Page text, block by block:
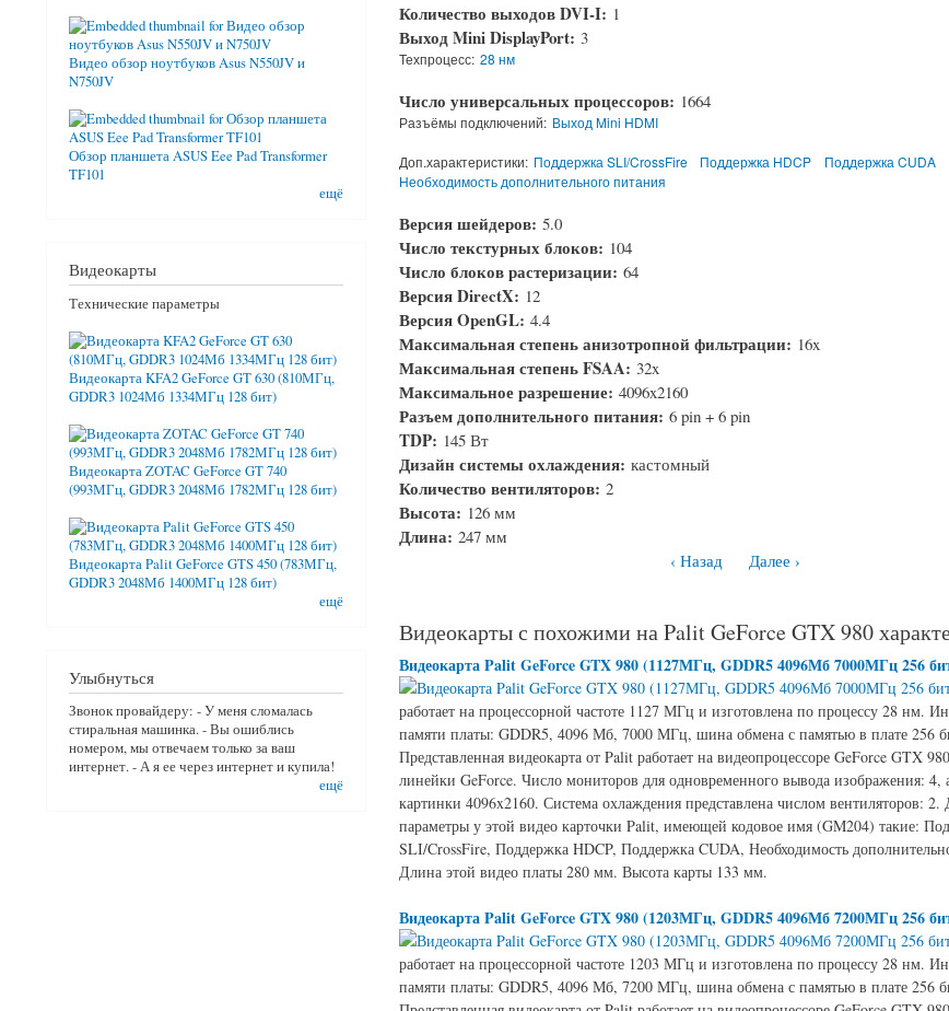
Количество выходов DVI-I: 1
Выход Mini DisplayPort: 3
Техпроцесс: 28 нм
Число универсальных процессоров: 1664
Разъёмы подключений: Выход Mini HDMI
Доп.характеристики: Поддержка SLI/CrossFire Поддержка HDCP
Поддержка CUDA
Необходимость дополнительного питания
Версия шейдеров: 5.0
Число текстурных блоков: 104
Число блоков растеризации: 64
Версия DirectX: 12
Версия OpenGL: 4.4
Максимальная степень анизотропной фильтрации: 16x
Максимальная степень FSAA: 32x
Максимальное разрешение: 4096x2160
Разъем дополнительного питания: 6 pin + 6 pin
TDP: 145 Вт
Дизайн системы охлаждения: кастомный
Количество вентиляторов: 2
Высота: 126 мм
Длина: 247 мм
‹ Назад
Далее ›
Видеокарты с похожими на Palit GeForce GTX 980
Видеокарта Palit GeForce GTX 980 (1127МГц, GDDR5 4096Мб 7000МГц 256
работает на процессорной частоте 1127 МГц и изготовлена по процессу 28 нм.
памяти платы: GDDR5, 4096 Мб, 7000 МГц, шина обмена с памятью в плате 256
Представленная видеокарта от Palit работает на видеопроцессоре GeForce GTX
линейки GeForce. Число мониторов для одновременного вывода изображения: 4,
картинки 4096x2160. Система охлаждения представлена числом вентиляторов:
параметры у этой видео карточки Palit, имеющей кодовое имя (GM204) такие:
SLI/CrossFire, Поддержка HDCP, Поддержка CUDA, Необходимость
Длина этой видео платы 280 мм. Высота карты 133 мм.
Видеокарта Palit GeForce GTX 980 (1203МГц, GDDR5 4096Мб 7200МГц 256
работает на процессорной частоте 1203 МГц и изготовлена по процессу 28 нм.
памяти платы: GDDR5, 4096 Мб, 7200 МГц, шина обмена с памятью в плате 256
Видео обзор ноутбуков Asus N550JV и
N750JV
Обзор планшета ASUS Eee Pad Transformer
TF101
ещё
Видеокарты
Технические параметры
Видеокарта KFA2 GeForce GT 630 (810МГц,
GDDR3 1024Мб 1334МГц 128 бит)
Видеокарта ZOTAC GeForce GT 740
(993МГц, GDDR3 2048Мб 1782МГц 128 бит)
Видеокарта Palit GeForce GTS 450 (783МГц,
GDDR3 2048Мб 1400МГц 128 бит)
ещё
Улыбнуться
Звонок провайдеру: - У меня сломалась
стиральная машинка. - Вы ошиблись
номером, мы отвечаем только за ваш
интернет. - А я ее через интернет и купила!
ещё